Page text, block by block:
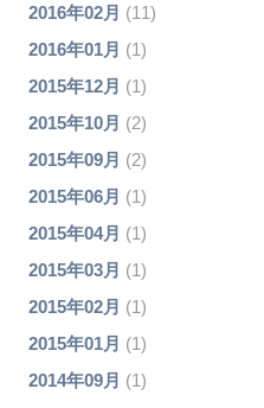
2016年02月 (11)
2016年01月 (1)
2015年12月 (1)
2015年10月 (2)
2015年09月 (2)
2015年06月 (1)
2015年04月 (1)
2015年03月 (1)
2015年02月 (1)
2015年01月 (1)
2014年09月 (1)